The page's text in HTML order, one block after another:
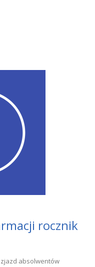
rocznik
absolwentów